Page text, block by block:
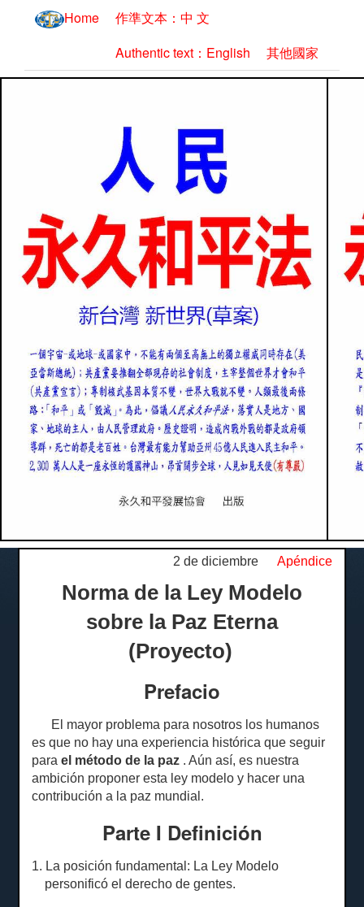
Home
作準文本：中 文
Authentic text：English
其他國家
2 de diciembre Apéndice
Norma de la Ley Modelo
sobre la Paz Eterna
(Proyecto)
Prefacio
El mayor problema para nosotros los humanos
es que no hay una experiencia histórica que seguir
parael método de la paz .Aún así, es nuestra
ambición proponer esta ley modelo y hacer una
contribución a la paz mundial.
Parte I Definición
1. La posición fundamental: La Ley Modelo
personificó el derecho de gentes.